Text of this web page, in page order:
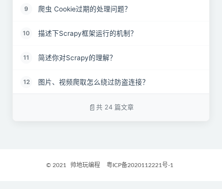
9 爬虫 Cookie过期的处理问题？
10 描述下Scrapy框架运行的机制？
11 简述你对Scrapy的理解？
12 图片、视频爬取怎么绕过防盗连接？
如何开启增量爬取？
阐述Scrapy的优缺点?
共 24 篇文章
© 2021 帅地玩编程 粤ICP备2020112221号-1